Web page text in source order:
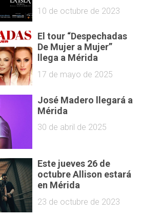
10 de octubre de 2023
El tour “Despechadas
De Mujer a Mujer”
llega a Mérida
17 de mayo de 2025
José Madero llegará a
Mérida
30 de abril de 2025
Este jueves 26 de
octubre Allison estará
en Mérida
23 de octubre de 2023